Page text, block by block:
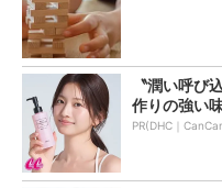
〝潤い呼び
作りの強い
PR(DHC｜